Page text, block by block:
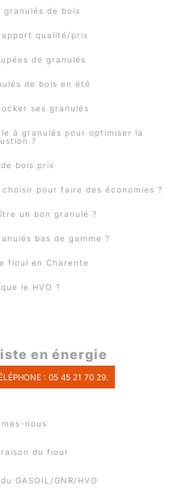
granulés de bois
qualité/prix
de granulés
de bois en été
ses granulés
à granulés pour optimiser la
?
bois prix
pour faire des économies ?
un bon granulé ?
bas de gamme ?
fioul en Charente
le HVO ?
en énergie
: 05 45 21 70 29.
nous
du fioul
GASOIL/GNR/HVO